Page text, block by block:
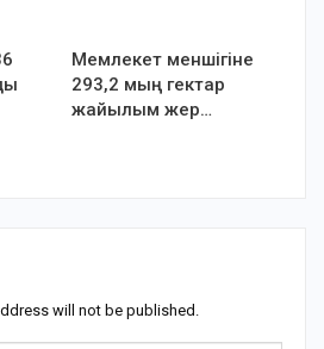
Мемлекет меншігіне
293,2 мың гектар
жайылым жер…
will not be published.